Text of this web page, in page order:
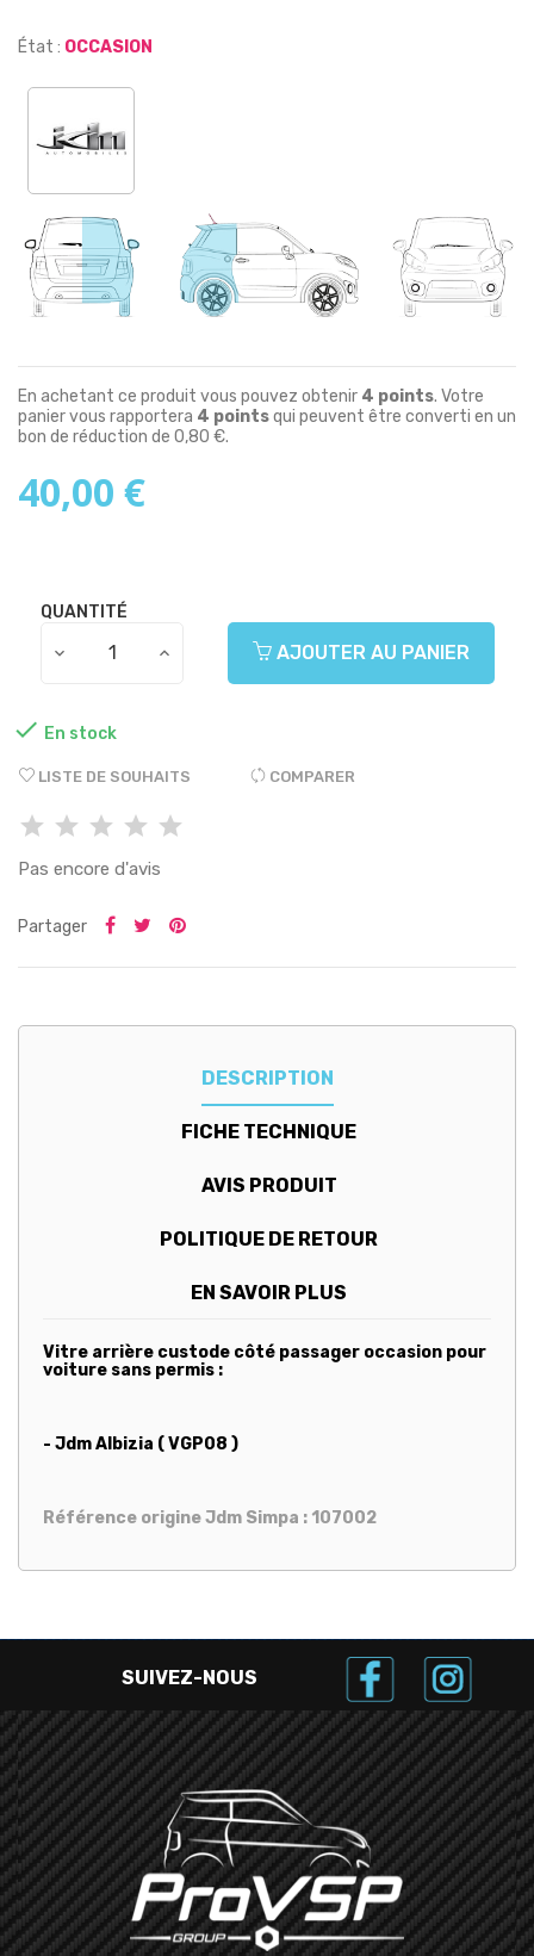
État : OCCASION
En achetant ce produit vous pouvez obtenir 4 points. Votre
panier vous rapportera 4 pointsqui peuvent être converti en un
bon de réduction de 0,80 €.
40,00 €
QUANTITÉ
AJOUTER AU PANIER
 En stock
LISTE DE SOUHAITS COMPARER
Pas encore d'avis
Partager
DESCRIPTION
FICHE TECHNIQUE
AVIS PRODUIT
POLITIQUE DE RETOUR
EN SAVOIR PLUS
Vitre arrière custode côté passager occasion pour
voiture sans permis :
- Jdm Albizia ( VGP08 )
Référence origine Jdm Simpa : 107002
SUIVEZ-NOUS